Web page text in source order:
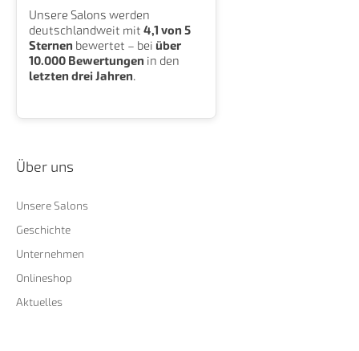
Unsere Salons werden
deutschlandweit mit 4,1 von 5
Sternen bewertet – bei über
10.000 Bewertungen in den
letzten drei Jahren.
Über uns
Unsere Salons
Geschichte
Unternehmen
Onlineshop
Aktuelles